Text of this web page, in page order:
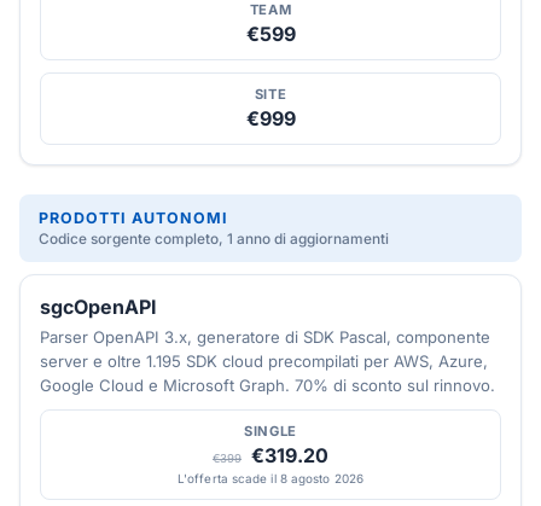
TEAM
€599
SITE
€999
PRODOTTI AUTONOMI
Codice sorgente completo, 1 anno di aggiornamenti
sgcOpenAPI
Parser OpenAPI 3.x, generatore di SDK Pascal, componente
server e oltre 1.195 SDK cloud precompilati per AWS, Azure,
Google Cloud e Microsoft Graph. 70% di sconto sul rinnovo.
SINGLE
€399 €319.20
L'offerta scade il 8 agosto 2026